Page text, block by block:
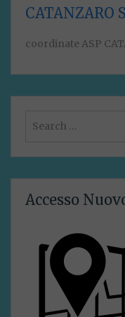
CATANZARO
coordinate ASP
for:
Accesso